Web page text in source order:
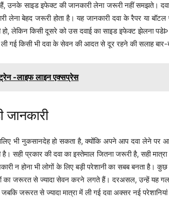
साइड इफेक्ट की जानकारी लेना जरूरी नहीं समझते।
बेहद जरूरी होता है। यह जानकारी दवा के रैपर या बॉटल
हो, लेकिन किसी दूसरे को उस दवाई का साइड इफेक्ट झेलना
गई किसी भी दवा के सेवन की आदत से दूर रहने की सलाह बार-
ट्रेन -लाइफ लाइन एक्सप्रेस
जानकारी
भी नुकसानदेह हो सकता है, क्योंकि अपने आप दवा लेने पर
है। सही प्रकार की दवा का इस्तेमाल जितना जरूरी है, सही
न होना भी लोगों के लिए बड़ी परेशानी का सबब बनता है।
का जरूरत से ज्यादा सेवन करने लगते हैं। दरअसल, उन्हें यह
जरूरत से ज्यादा मात्रा में ली गई दवा अक्सर नई